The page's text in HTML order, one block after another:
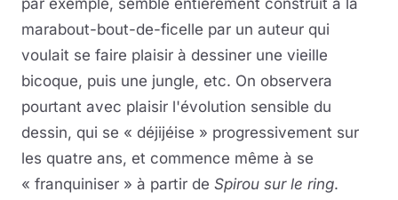
par exemple, semble entièrement construit à la
marabout-bout-de-ficelle par un auteur qui
voulait se faire plaisir à dessiner une vieille
bicoque, puis une jungle, etc. On observera
pourtant avec plaisir l'évolution sensible du
dessin, qui se « déjijéise » progressivement sur
les quatre ans, et commence même à se
« franquiniser » à partir de Spirou sur le ring.